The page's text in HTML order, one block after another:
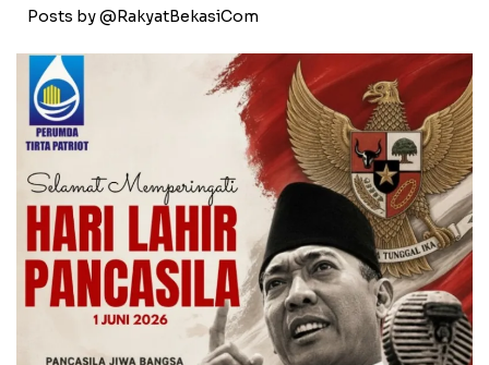
Posts by @RakyatBekasiCom